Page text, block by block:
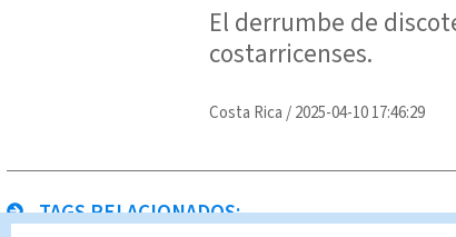
El derrumbe de
costarricenses.
Costa Rica /2025-04-10 17:46:29
TAGS RELACIONADOS: